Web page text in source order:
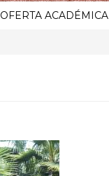
OFERTA ACADÉMICA